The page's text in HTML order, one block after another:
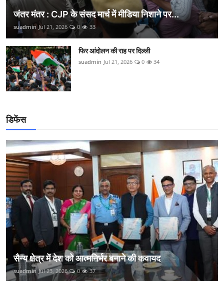
जंतर मंतर : CJP के संसद मार्च में मीडिया निशाने पर...
suadmin Jul 21, 2026 0 33
फिर आंदोलन की राह पर दिल्ली
suadmin Jul 21, 2026 0 34
डिफेंस
सैन्य क्षेत्र में देश को आत्मनिर्भर बनाने की कवायद
suadmin Jul 23, 2026 0 37